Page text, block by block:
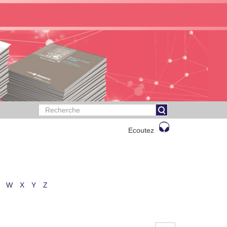
Ecoutez
W X Y Z